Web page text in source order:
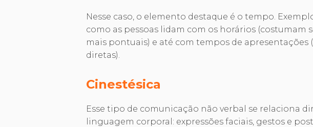
Nesse caso, o elemento destaque é o tempo.
como as pessoas lidam com os horários (costumam
mais pontuais) e até com tempos de apresentações
diretas).
Cinestésica
Esse tipo de comunicação não verbal se relaciona
linguagem corporal: expressões faciais, gestos e